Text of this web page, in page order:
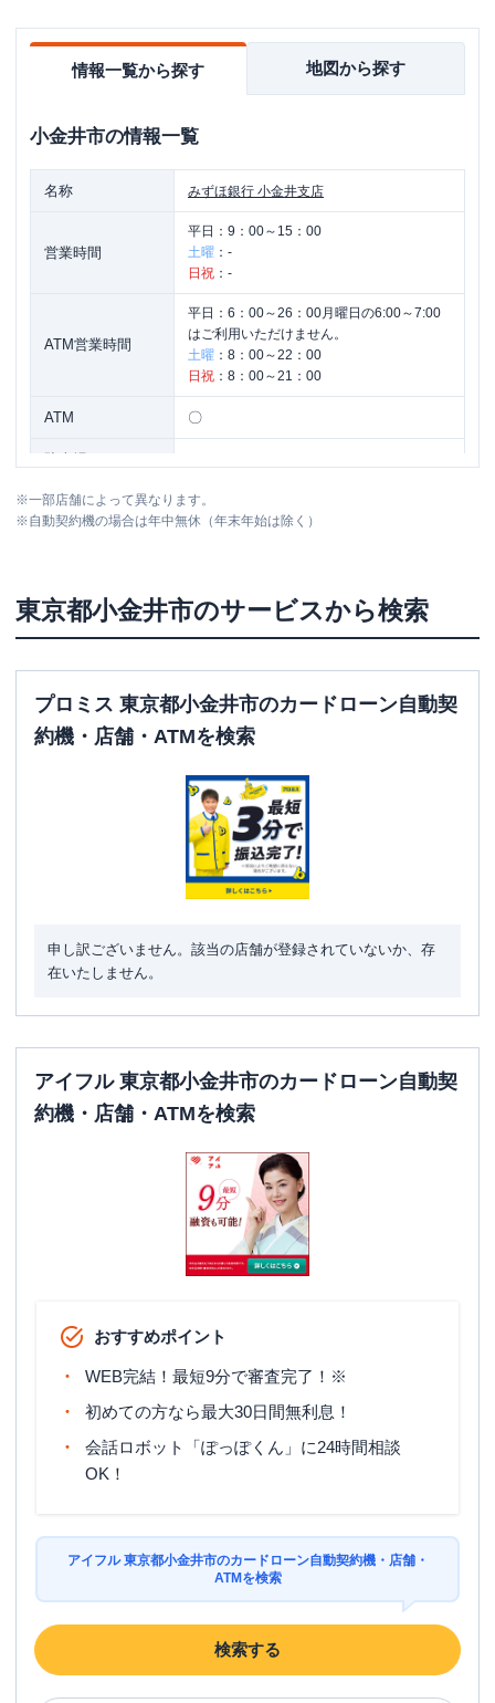
情報一覧から探す 地図から探す
小金井市の情報一覧
名称 みずほ銀行 小金井支店
営業時間
平日： 9：00～15：00
土曜 ： -
日祝 ： -
ATM営業時間
平日： 6：00～26：00月曜日の6:00～7:00
はご利用いただけません。
土曜 ： 8：00～22：00
日祝 ： 8：00～21：00
ATM 〇
住所 東京都小金井市本町5-13-3
※一部店舗によって異なります。
※自動契約機の場合は年中無休（年末年始は除く）
東京都小金井市のサービスから検索
プロミス 東京都小金井市のカードローン自動契
約機・店舗・ATMを検索
申し訳ございません。該当の店舗が登録されていないか、存
在いたしません。
アイフル 東京都小金井市のカードローン自動契
約機・店舗・ATMを検索
おすすめポイント
WEB完結！最短9分で審査完了！※
初めての方なら最大30日間無利息！
会話ロボット「ぽっぽくん」に24時間相談
OK！
アイフル 東京都小金井市のカードローン自動契約機・店舗・
ATMを検索
検索する